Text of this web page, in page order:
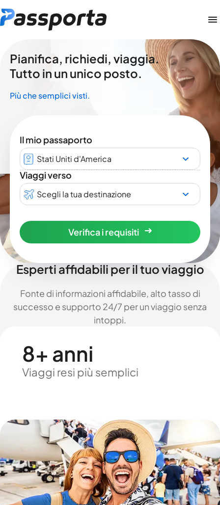
Pianifica, richiedi, viaggia.
Tutto in un unico posto.
Più che semplici visti.
Il mio passaporto
Stati Uniti d'America
Viaggi verso
Scegli la tua destinazione
Verifica i requisiti
Esperti affidabili per il tuo viaggio
Fonte di informazioni affidabile, alto tasso di
successo e supporto 24/7 per un viaggio senza
intoppi.
8+ anni
Viaggi resi più semplici